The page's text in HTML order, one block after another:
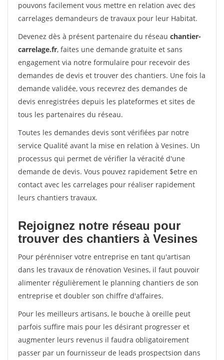
pouvons facilement vous mettre en relation avec des
carrelages demandeurs de travaux pour leur Habitat.
Devenez dès à présent partenaire du réseau chantier-
carrelage.fr, faites une demande gratuite et sans
engagement via notre formulaire pour recevoir des
demandes de devis et trouver des chantiers. Une fois la
demande validée, vous recevrez des demandes de
devis enregistrées depuis les plateformes et sites de
tous les partenaires du réseau.
Toutes les demandes devis sont vérifiées par notre
service Qualité avant la mise en relation à Vesines. Un
processus qui permet de vérifier la véracité d'une
demande de devis. Vous pouvez rapidement $etre en
contact avec les carrelages pour réaliser rapidement
leurs chantiers travaux.
Rejoignez notre réseau pour
trouver des chantiers à Vesines
Pour pérénniser votre entreprise en tant qu'artisan
dans les travaux de rénovation Vesines, il faut pouvoir
alimenter régulièrement le planning chantiers de son
entreprise et doubler son chiffre d'affaires.
Pour les meilleurs artisans, le bouche à oreille peut
parfois suffire mais pour les désirant progresser et
augmenter leurs revenus il faudra obligatoirement
passer par un fournisseur de leads prospectsion dans